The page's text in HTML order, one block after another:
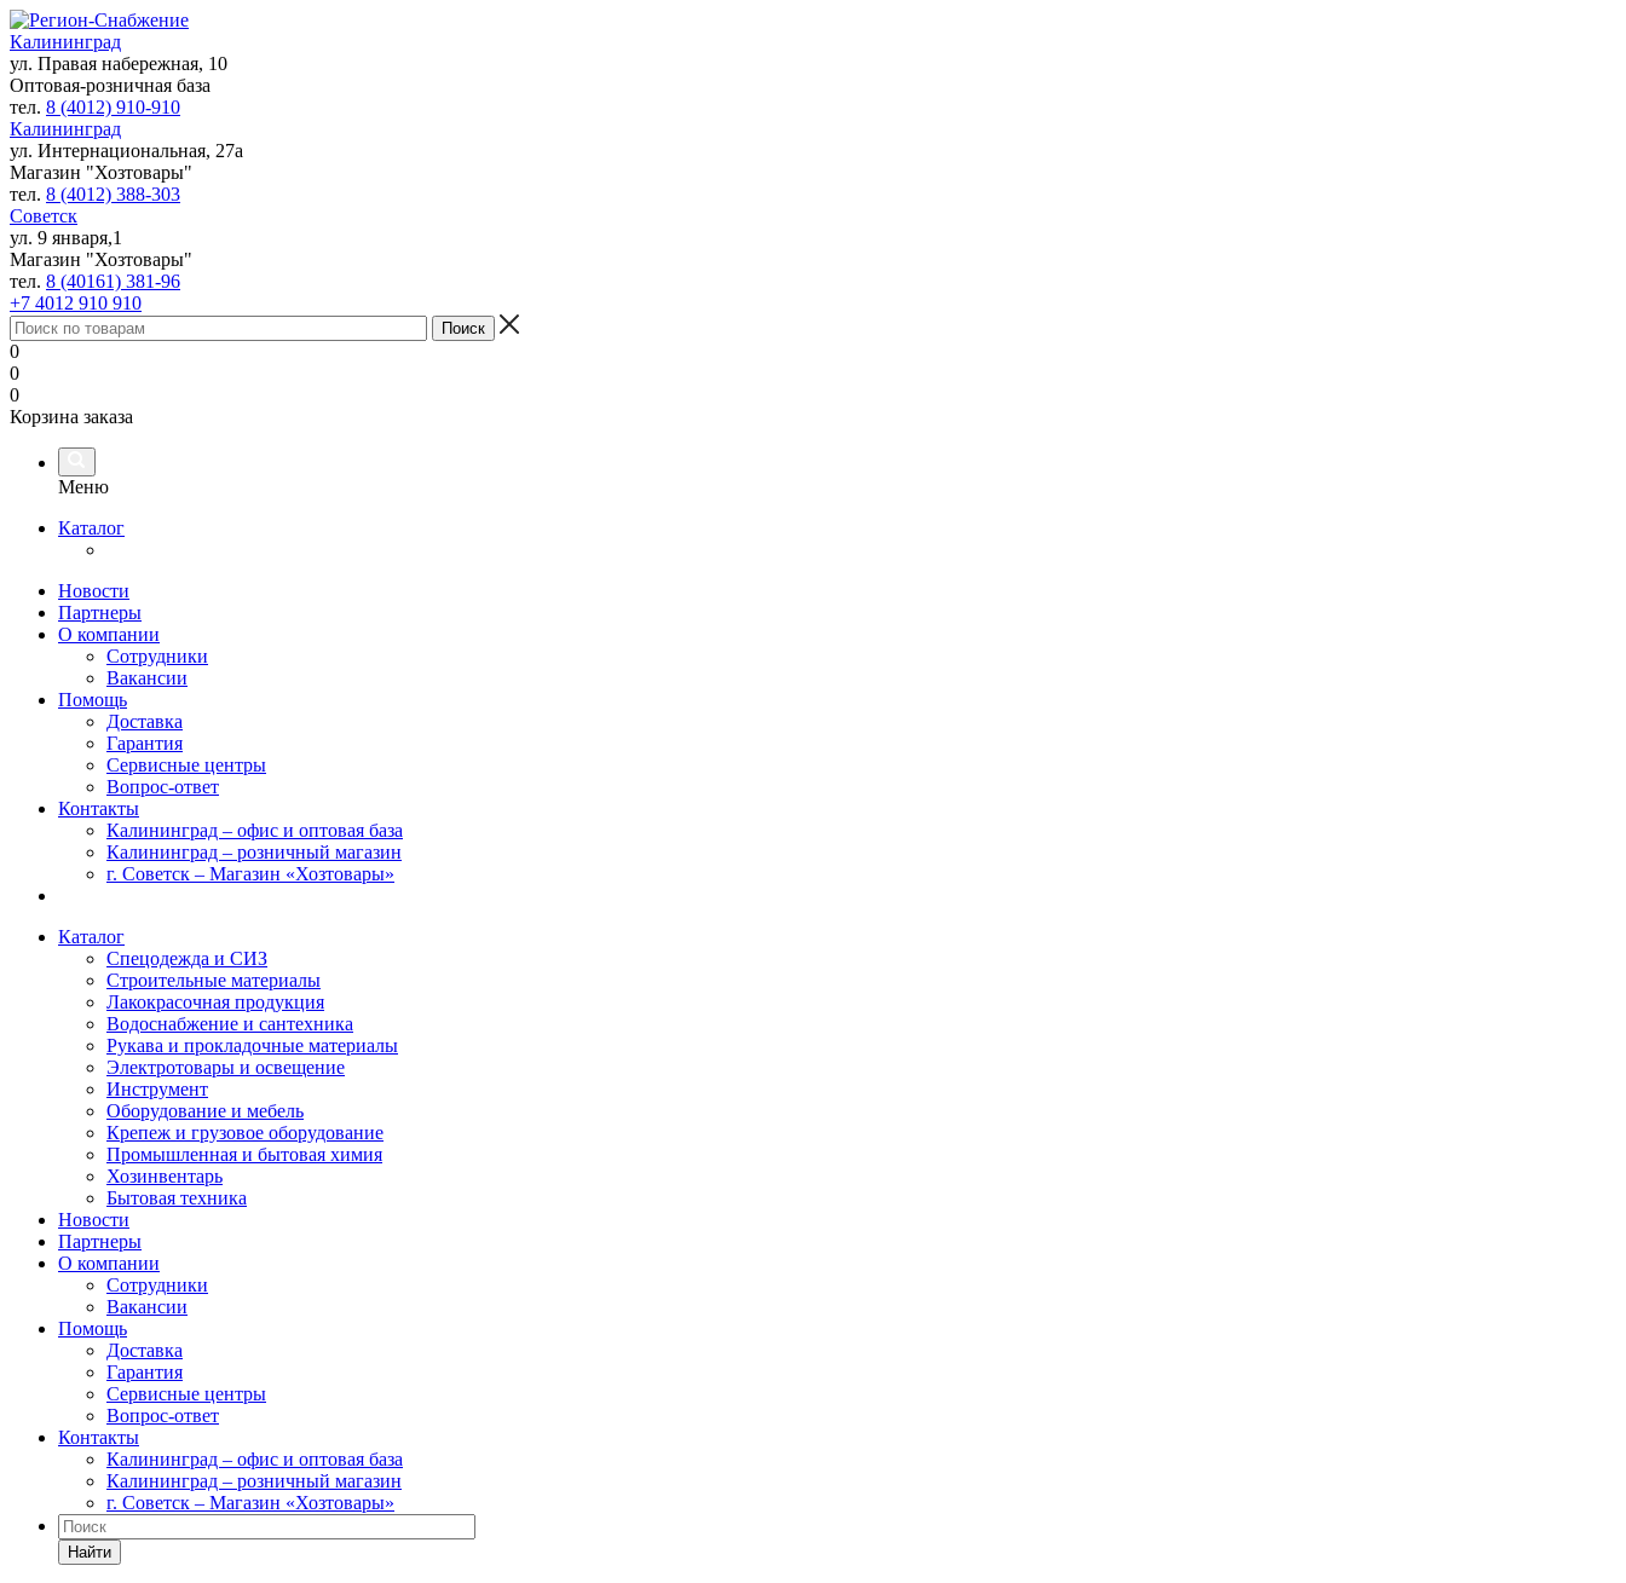
Калининград
ул. Правая набережная, 10
Оптовая-розничная база
тел. 8 (4012) 910-910
Калининград
ул. Интернациональная, 27а
Магазин "Хозтовары"
тел. 8 (4012) 388-303
Советск
ул. 9 января,1
Магазин "Хозтовары"
тел. 8 (40161) 381-96
+7 4012 910 910
0
0
0
Корзина заказа
Меню
Каталог
Новости
Партнеры
О компании
Сотрудники
Вакансии
Помощь
Доставка
Гарантия
Сервисные центры
Вопрос-ответ
Контакты
Калининград – офис и оптовая база
Калининград – розничный магазин
г. Советск – Магазин «Хозтовары»
Каталог
Спецодежда и СИЗ
Строительные материалы
Лакокрасочная продукция
Водоснабжение и сантехника
Рукава и прокладочные материалы
Электротовары и освещение
Инструмент
Оборудование и мебель
Крепеж и грузовое оборудование
Промышленная и бытовая химия
Хозинвентарь
Бытовая техника
Новости
Партнеры
О компании
Сотрудники
Вакансии
Помощь
Доставка
Гарантия
Сервисные центры
Вопрос-ответ
Контакты
Калининград – офис и оптовая база
Калининград – розничный магазин
г. Советск – Магазин «Хозтовары»
Найти